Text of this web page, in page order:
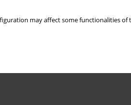
may affect some functionalities of